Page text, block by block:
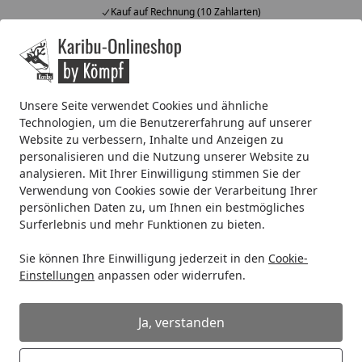
Unsere Seite verwendet Cookies und ähnliche
Technologien, um die Benutzererfahrung auf unserer
Website zu verbessern, Inhalte und Anzeigen zu
personalisieren und die Nutzung unserer Website zu
analysieren. Mit Ihrer Einwilligung stimmen Sie der
Verwendung von Cookies sowie der Verarbeitung Ihrer
persönlichen Daten zu, um Ihnen ein bestmögliches
Surferlebnis und mehr Funktionen zu bieten.
Sie können Ihre Einwilligung jederzeit in den Cookie-
Einstellungen anpassen oder widerrufen.
Ja, verstanden
Kauf auf Rechnung (10 Zahlarten)
Alle Produkte
Mein Konto
Startseite
Kunststoff Dachrinnenset für Wolff Finnhaus Gartenhaus
Kunststoff Dachrinnenset für Wolff
Finnhaus Gartenhaus Mona 34-XS